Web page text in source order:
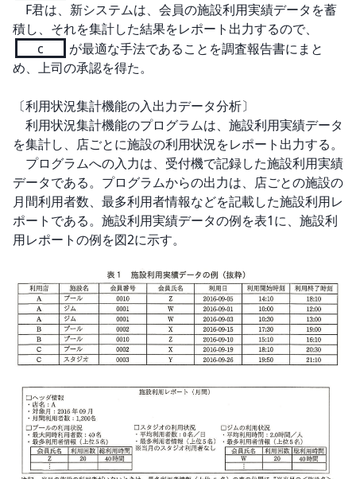
F君は、新システムは、会員の施設利用実績データを蓄
積し、それを集計した結果をレポート出力するので、
c
が最適な手法であることを調査報告書にまと
め、上司の承認を得た。
〔利用状況集計機能の入出力データ分析〕
利用状況集計機能のプログラムは、施設利用実績データ
を集計し、店ごとに施設の利用状況をレポート出力する。
プログラムへの入力は、受付機で記録した施設利用実績
データである。プログラムからの出力は、店ごとの施設の
月間利用者数、最多利用者情報などを記載した施設利用レ
ポートである。施設利用実績データの例を表1に、施設利
用レポートの例を図2に示す。